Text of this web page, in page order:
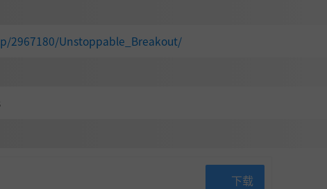
2967180/Unstoppable_Breakout/
下载